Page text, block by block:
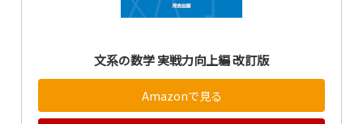
文系の数学 実戦力向上編 改訂版
Amazonで見る